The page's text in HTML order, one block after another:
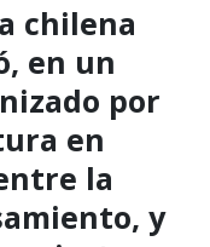
chilena
en un
por
en
la
y